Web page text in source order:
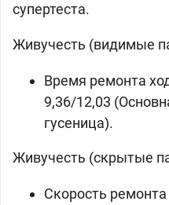
супертеста.
Живучесть (видимые
Время ремонта
9,36/12,03
гусеница).
Живучесть (скрытые
Скорость